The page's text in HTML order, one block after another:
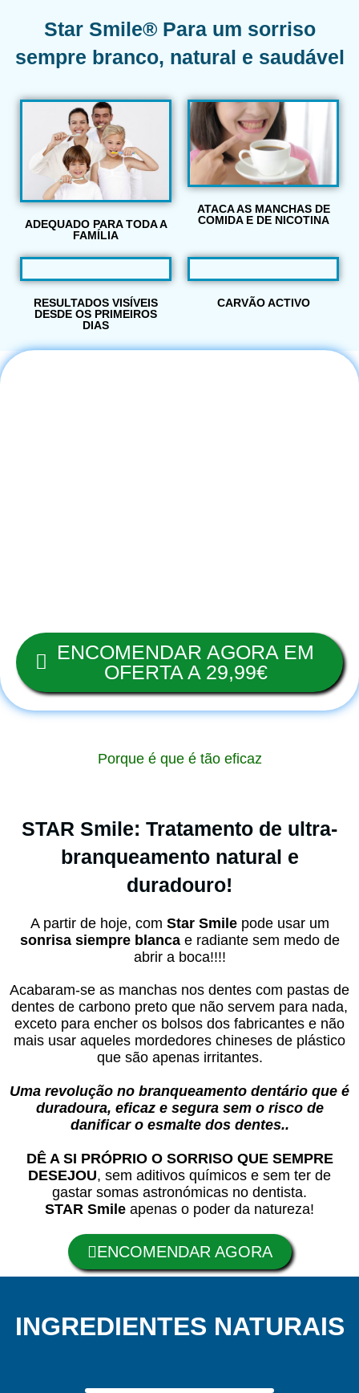
Star Smile® Para um sorriso
sempre branco, natural e saudável
ADEQUADO PARA TODA A
FAMÍLIA
ATACA AS MANCHAS DE
COMIDA E DE NICOTINA
RESULTADOS VISÍVEIS
DESDE OS PRIMEIROS
DIAS
CARVÃO ACTIVO
ENCOMENDAR AGORA EM
OFERTA A 29,99€
Porque é que é tão eficaz
STAR Smile: Tratamento de ultra-
branqueamento natural e
duradouro!
A partir de hoje, com Star Smilepode usar um
sonrisa siempre blancae radiante sem medo de
abrir a boca!!!!
Acabaram-se as manchas nos dentes com pastas de
dentes de carbono preto que não servem para nada,
exceto para encher os bolsos dos fabricantes e não
mais usar aqueles mordedores chineses de plástico
que são apenas irritantes.
Uma revolução no branqueamento dentário que é
duradoura, eficaz e segura sem o risco de
danificar o esmalte dos dentes..
DÊ A SI PRÓPRIO O SORRISO QUE SEMPRE
DESEJOU, sem aditivos químicos e sem ter de
gastar somas astronómicas no dentista.
STAR Smile apenas o poder da natureza!
ENCOMENDAR AGORA
INGREDIENTES NATURAIS